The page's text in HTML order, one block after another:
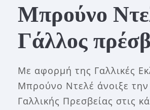
Μπρούνο
Γάλλος
Με αφορμή της Γαλλικές
Μπρούνο Ντελέ άνοιξε
Γαλλικής Πρεσβείας στις